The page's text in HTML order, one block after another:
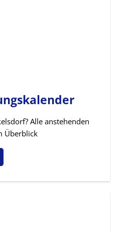
Alle anstehenden
Überblick